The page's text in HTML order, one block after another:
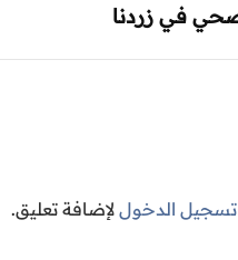
في زردنا
تسجيل الدخول لإضافة تعليق.